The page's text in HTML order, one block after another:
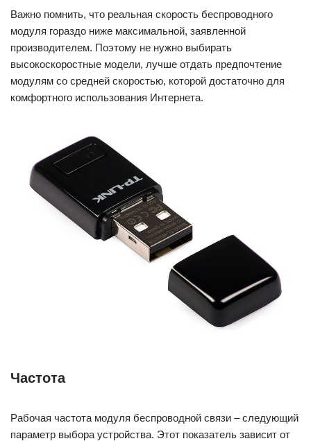
Важно помнить, что реальная скорость беспроводного
модуля гораздо ниже максимальной, заявленной
производителем. Поэтому не нужно выбирать
высокоскоростные модели, лучше отдать предпочтение
модулям со средней скоростью, которой достаточно для
комфортного использования Интернета.
Частота
Рабочая частота модуля беспроводной связи – следующий
параметр выбора устройства. Этот показатель зависит от